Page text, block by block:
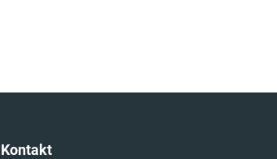
Kontakt